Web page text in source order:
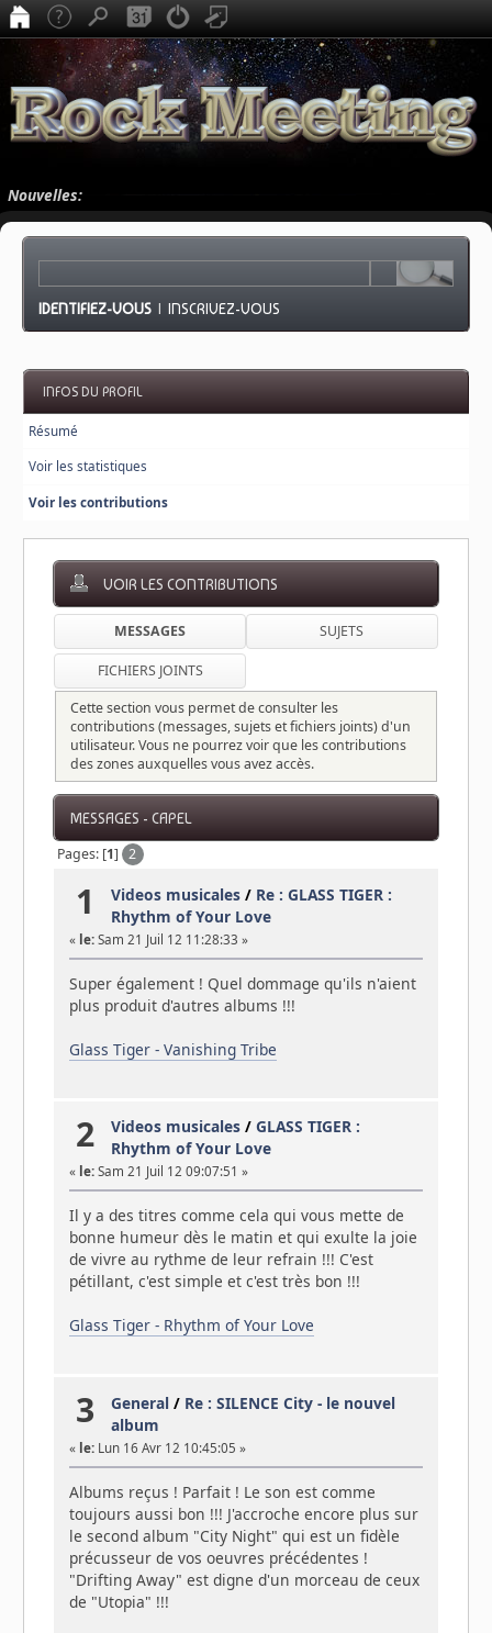
Nouvelles:
IDENTIFIEZ-VOUS |INSCRIVEZ-VOUS
INFOS DU PROFIL
Résumé
Voir les statistiques
Voir les contributions
VOIR LES CONTRIBUTIONS
MESSAGES SUJETS
FICHIERS JOINTS
Cette section vous permet de consulter les
contributions (messages, sujets et fichiers joints) d'un
utilisateur. Vous ne pourrez voir que les contributions
des zones auxquelles vous avez accès.
MESSAGES - CAPEL
Pages: [1] 2
1 Videos musicales / Re : GLASS TIGER :
Rhythm of Your Love
« le:Sam 21 Juil 12 11:28:33 »
Super également ! Quel dommage qu'ils n'aient
plus produit d'autres albums !!!
Glass Tiger - Vanishing Tribe
2 Videos musicales /GLASS TIGER :
Rhythm of Your Love
« le:Sam 21 Juil 12 09:07:51 »
Il y a des titres comme cela qui vous mette de
bonne humeur dès le matin et qui exulte la joie
de vivre au rythme de leur refrain !!! C'est
pétillant, c'est simple et c'est très bon !!!
Glass Tiger - Rhythm of Your Love
3 General / Re : SILENCE City - le nouvel
album
« le:Lun 16 Avr 12 10:45:05 »
Albums reçus ! Parfait ! Le son est comme
toujours aussi bon !!! J'accroche encore plus sur
le second album "City Night" qui est un fidèle
précusseur de vos oeuvres précédentes !
"Drifting Away" est digne d'un morceau de ceux
de "Utopia" !!!